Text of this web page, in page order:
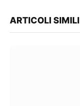
ARTICOLI SIMILI